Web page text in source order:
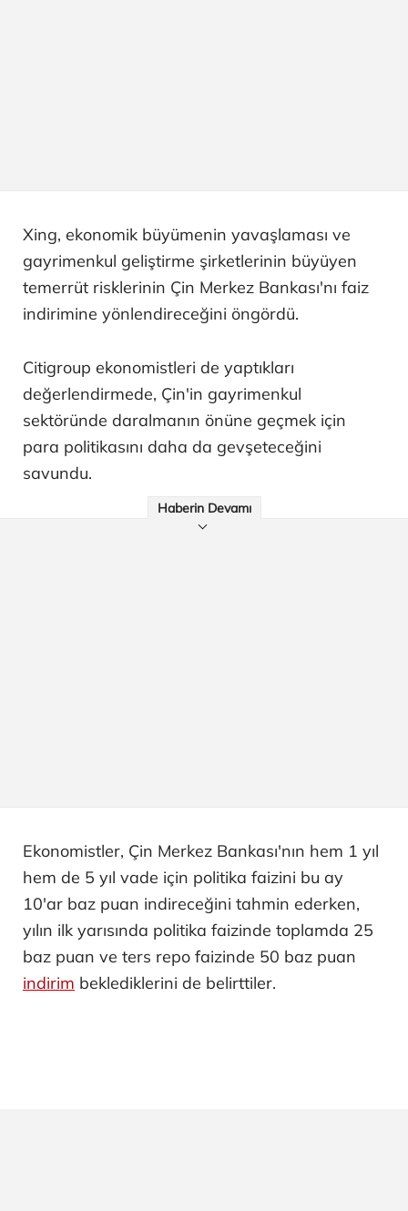
Xing, ekonomik büyümenin yavaşlaması ve
gayrimenkul geliştirme şirketlerinin büyüyen
temerrüt risklerinin Çin Merkez Bankası'nı faiz
indirimine yönlendireceğini öngördü.
Citigroup ekonomistleri de yaptıkları
değerlendirmede, Çin'in gayrimenkul
sektöründe daralmanın önüne geçmek için
para politikasını daha da gevşeteceğini
savundu.
Haberin Devamı
Ekonomistler, Çin Merkez Bankası'nın hem 1 yıl
hem de 5 yıl vade için politika faizini bu ay
10'ar baz puan indireceğini tahmin ederken,
yılın ilk yarısında politika faizinde toplamda 25
baz puan ve ters repo faizinde 50 baz puan
indirim beklediklerini de belirttiler.